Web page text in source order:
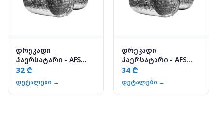
დრეკადი
ჰაერსატარი - AFS
ALUAFS.70 152
32 ₾
დეტალები →
დრეკადი
ჰაერსატარი - AFS
ALUAFS.70 160
34 ₾
დეტალები →